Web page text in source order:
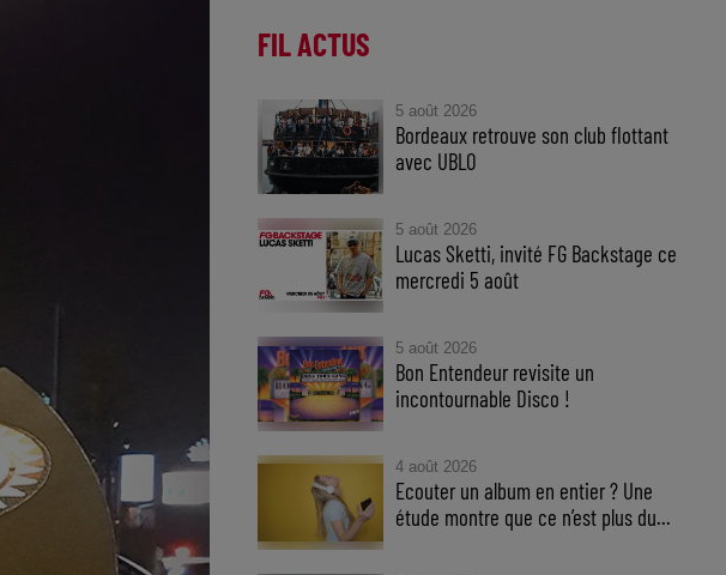
FIL ACTUS
5 août 2026
Bordeaux retrouve son club flottant
avec UBLO
5 août 2026
Lucas Sketti, invité FG Backstage ce
mercredi 5 août
5 août 2026
Bon Entendeur revisite un
incontournable Disco !
4 août 2026
Ecouter un album en entier ? Une
étude montre que ce n’est plus du...